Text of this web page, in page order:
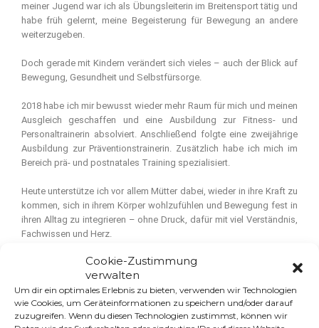
Cookie-Zustimmung
verwalten
Um dir ein optimales Erlebnis zu bieten, verwenden wir Technologien
wie Cookies, um Geräteinformationen zu speichern und/oder darauf
zuzugreifen. Wenn du diesen Technologien zustimmst, können wir
meiner Jugend war ich als Übungsleiterin im Breitensport tätig und
habe früh gelernt, meine Begeisterung für Bewegung an andere
weiterzugeben.
Doch gerade mit Kindern verändert sich vieles – auch der Blick auf
Bewegung, Gesundheit und Selbstfürsorge.
2018 habe ich mir bewusst wieder mehr Raum für mich und meinen
Ausgleich geschaffen und eine Ausbildung zur Fitness- und
Personaltrainerin absolviert. Anschließend folgte eine zweijährige
Ausbildung zur Präventionstrainerin. Zusätzlich habe ich mich im
Bereich prä- und postnatales Training spezialisiert.
Heute unterstütze ich vor allem Mütter dabei, wieder in ihre Kraft zu
kommen, sich in ihrem Körper wohlzufühlen und Bewegung fest in
ihren Alltag zu integrieren – ohne Druck, dafür mit viel Verständnis,
Fachwissen und Herz.
Meine Qualifikationen
Ernährungswissenschaftlerin (Msc.) (Universität Wageningen,
NL)